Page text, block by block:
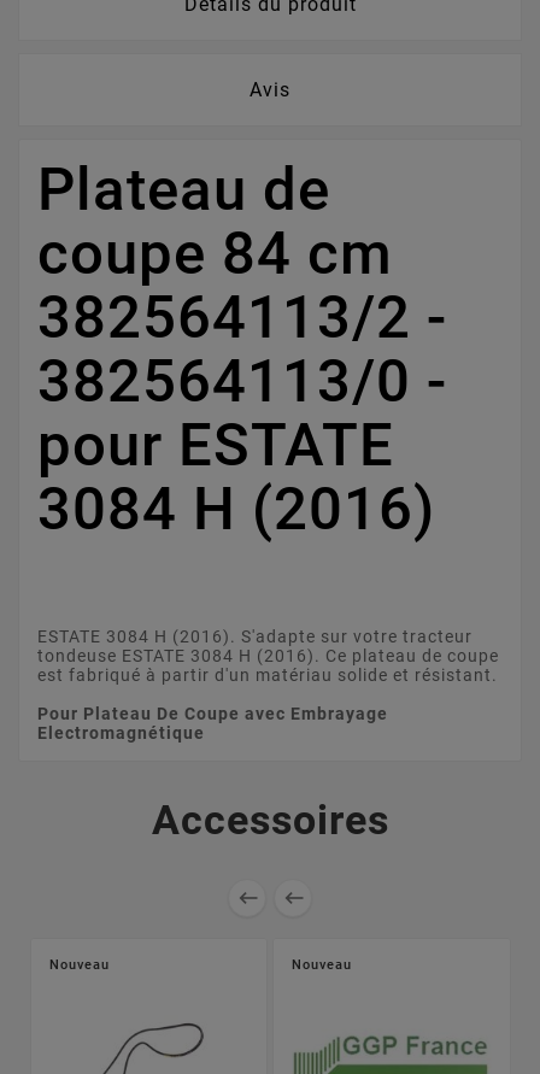
Avis
Plateau de
coupe 84 cm
382564113/2 -
382564113/0 -
pour ESTATE
3084 H (2016)
ESTATE 3084 H (2016). S'adapte sur votre tracteur
tondeuse ESTATE 3084 H (2016). Ce plateau de coupe
est fabriqué à partir d'un matériau solide et résistant.
Pour Plateau De Coupe avec Embrayage
Electromagnétique
Accessoires
 
Nouveau Nouveau